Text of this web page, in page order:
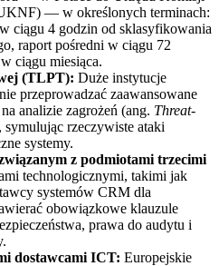
— w określonych terminach:
ciągu 4 godzin od sklasyfikowania
raport pośredni w ciągu 72
ciągu miesiąca.
(TLPT): Duże instytucje
przeprowadzać zaawansowane
analizie zagrożeń (ang. Threat-
symulując rzeczywiste ataki
systemy.
z podmiotami trzecimi
technologicznymi, takimi jak
systemów CRM dla
obowiązkowe klauzule
prawa do audytu i
dostawcami ICT: Europejskie